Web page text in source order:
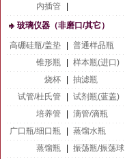
内插管
玻璃仪器（非磨口/其它）
高硼硅瓶/盖垫
普通样品瓶
锥形瓶
样本瓶(进口)
烧杯
抽滤瓶
试管/杜氏管
试剂瓶(蓝盖)
培养管
滴管/滴瓶
广口瓶/细口瓶
蒸馏水瓶
蒸馏瓶
振荡瓶/振荡球